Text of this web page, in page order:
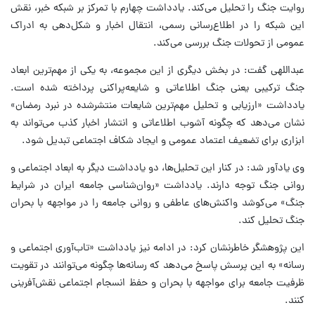
روایت جنگ را تحلیل می‌کند. یادداشت چهارم با تمرکز بر شبکه خبر، نقش
این شبکه را در اطلاع‌رسانی رسمی، انتقال اخبار و شکل‌دهی به ادراک
عمومی از تحولات جنگ بررسی می‌کند.
عبداللهی گفت: در بخش دیگری از این مجموعه، به یکی از مهم‌ترین ابعاد
جنگ ترکیبی یعنی جنگ اطلاعاتی و شایعه‌پراکنی پرداخته شده است.
یادداشت «ارزیابی و تحلیل مهم‌ترین شایعات منتشرشده در نبرد رمضان»
نشان می‌دهد که چگونه آشوب اطلاعاتی و انتشار اخبار کذب می‌تواند به
ابزاری برای تضعیف اعتماد عمومی و ایجاد شکاف اجتماعی تبدیل شود.
وی یادآور شد: در کنار این تحلیل‌ها، دو یادداشت دیگر به ابعاد اجتماعی و
روانی جنگ توجه دارند. یادداشت «روان‌شناسی جامعه ایران در شرایط
جنگ» می‌کوشد واکنش‌های عاطفی و روانی جامعه را در مواجهه با بحران
جنگ تحلیل کند.
این پژوهشگر خاطرنشان کرد: در ادامه نیز یادداشت «تاب‌آوری اجتماعی و
رسانه» به این پرسش پاسخ می‌دهد که رسانه‌ها چگونه می‌توانند در تقویت
ظرفیت جامعه برای مواجهه با بحران و حفظ انسجام اجتماعی نقش‌آفرینی
کنند.